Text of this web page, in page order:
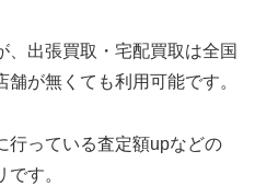
出張買取・宅配買取は全国
が無くても利用可能です。
行っている査定額upなどの
す。